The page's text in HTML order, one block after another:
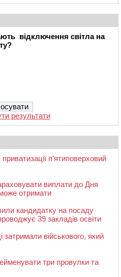
відключення світла на
результати
п’ятиповерховий
виплати до Дня
отримати
кандидатку на посаду
39 закладів освіти
військового, який
три провулки та